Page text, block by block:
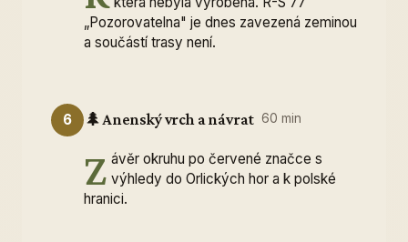
„Pozorovatelna" je dnes zavezená zeminou
a součástí trasy není.
6 🌲 Anenský vrch a návrat 60 min
Z ávěr okruhu po červené značce s
výhledy do Orlických hor a k polské
hranici.